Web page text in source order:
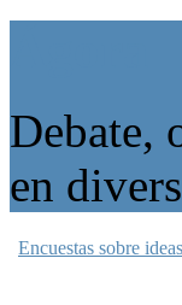
Debate,
en
Encuestas sobre